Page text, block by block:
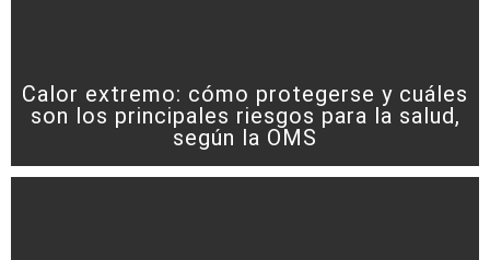
Calor extremo: cómo protegerse y cuáles
son los principales riesgos para la salud,
según la OMS